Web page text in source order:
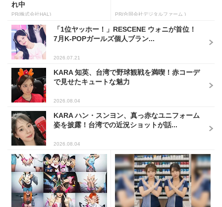
れ中
PR(株式会社HAL) PR(合同会社デジタルファーム )
「1位ヤッホー！」RESCENE ウォニが首位！
7月K-POPガールズ個人ブラン...
2026.07.21
KARA 知英、台湾で野球観戦を満喫！赤コーデ
で見せたキュートな魅力
2026.08.04
KARA ハン・スンヨン、真っ赤なユニフォーム
姿を披露！台湾での近況ショットが話...
2026.08.04